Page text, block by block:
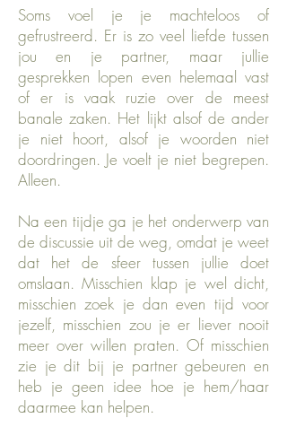
Soms voel je je machteloos of
gefrustreerd. Er is zo veel liefde tussen
jou en je partner, maar jullie
gesprekken lopen even helemaal vast
of er is vaak ruzie over de meest
banale zaken. Het lijkt alsof de ander
je niet hoort, alsof je woorden niet
doordringen. Je voelt je niet begrepen.
Alleen.
Na een tijdje ga je het onderwerp van
de discussie uit de weg, omdat je weet
dat het de sfeer tussen jullie doet
omslaan. Misschien klap je wel dicht,
misschien zoek je dan even tijd voor
jezelf, misschien zou je er liever nooit
meer over willen praten. Of misschien
zie je dit bij je partner gebeuren en
heb je geen idee hoe je hem/haar
daarmee kan helpen.